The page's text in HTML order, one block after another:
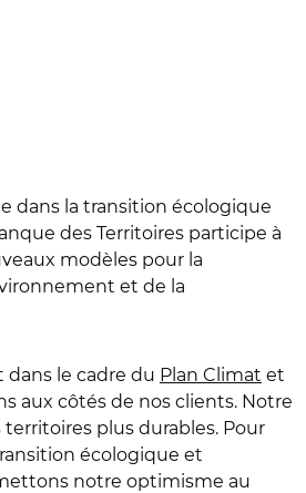
dans la transition écologique
des Territoires participe à
modèles pour la
et de la
dans le cadre du Plan Climat et
aux côtés de nos clients. Notre
plus durables. Pour
écologique et
notre optimisme au